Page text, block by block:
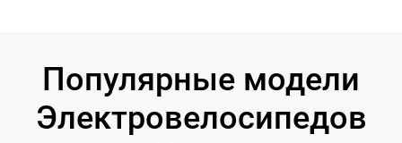
Популярные модели
Электровелосипедов